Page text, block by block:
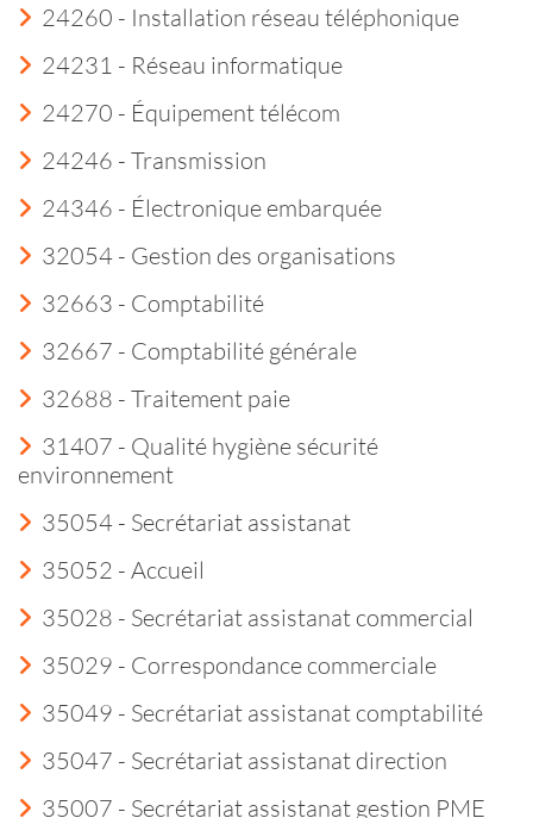
24260 - Installation réseau téléphonique
24231 - Réseau informatique
24270 - Équipement télécom
24246 - Transmission
24346 - Électronique embarquée
32054 - Gestion des organisations
32663 - Comptabilité
32667 - Comptabilité générale
32688 - Traitement paie
31407 - Qualité hygiène sécurité
environnement
35054 - Secrétariat assistanat
35052 - Accueil
35028 - Secrétariat assistanat commercial
35029 - Correspondance commerciale
35049 - Secrétariat assistanat comptabilité
35047 - Secrétariat assistanat direction
35007 - Secrétariat assistanat gestion PME